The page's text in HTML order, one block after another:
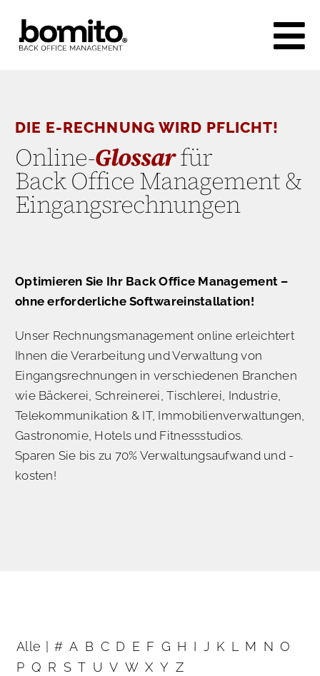
content
DIE E-RECHNUNG WIRD PFLICHT!
Online-Glossarfür
Back Office Management &
Eingangsrechnungen
Optimieren Sie Ihr Back Office Management –
ohne erforderliche Softwareinstallation!
Unser Rechnungsmanagement online erleichtert
Ihnen die Verarbeitung und Verwaltung von
Eingangsrechnungen in verschiedenen Branchen
wie Bäckerei, Schreinerei, Tischlerei, Industrie,
Telekommunikation & IT, Immobilienverwaltungen,
Gastronomie, Hotels und Fitnessstudios.
Sparen Sie bis zu 70% Verwaltungsaufwand und -
kosten!
Alle # A B C D E F G H I J K L M N O
P Q R S T U V W X Y Z